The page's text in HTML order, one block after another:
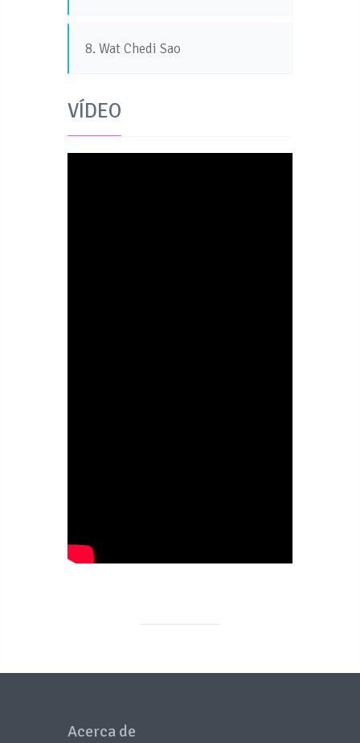
8. Wat Chedi Sao
VÍDEO
Acerca de